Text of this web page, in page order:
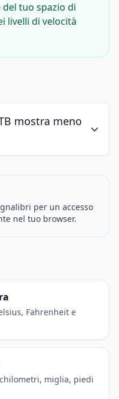
tuo spazio di
livelli di velocità
mostra meno
per un accesso
nel tuo browser.
Fahrenheit e
miglia, piedi